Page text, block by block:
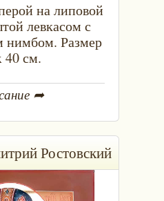
на липовой
левкасом с
нимбом. Размер
40 см.
➦
Ростовский